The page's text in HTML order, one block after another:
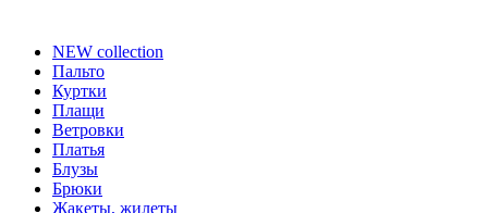
NEW collection
Пальто
Куртки
Плащи
Ветровки
Платья
Блузы
Брюки
Жакеты, жилеты